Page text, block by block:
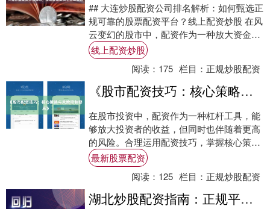
## 大连炒股配资公司排名解析：如何甄选正
规可靠的股票配资平台？线上配资炒股 在风
云变幻的股市中，配资作为一种放大资金杠
杆的工具，吸引了众多投资者的目光。大连
作....
线上配资炒股
阅读： 175 栏目： 正规炒股配资
《股市配资技巧：核心策略与风险控制要点》
在股市投资中，配资作为一种杠杆工具，能
够放大投资者的收益，但同时也伴随着更高
的风险。合理运用配资技巧，掌握核心策略
与风险控制要点，是投资者在市场中稳健前
行的关键....
最新股票配资
阅读： 125 栏目： 正规炒股配资
湖北炒股配资指南：正规平台如何选择